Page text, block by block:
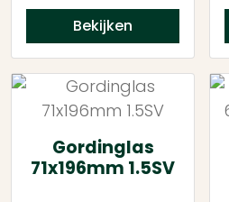
Bekijken
Gordinglas
71x196mm 1.5SV